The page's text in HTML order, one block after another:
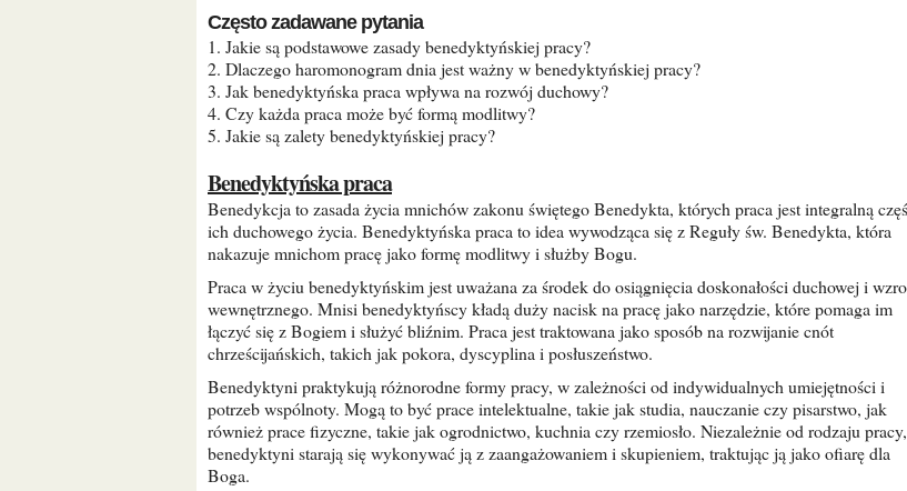
Często zadawane pytania
1. Jakie są podstawowe zasady benedyktyńskiej pracy?
2. Dlaczego haromonogram dnia jest ważny w benedyktyńskiej pracy?
3. Jak benedyktyńska praca wpływa na rozwój duchowy?
4. Czy każda praca może być formą modlitwy?
5. Jakie są zalety benedyktyńskiej pracy?
Benedyktyńska praca
Benedykcja to zasada życia mnichów zakonu świętego Benedykta, których praca jest integralną częścią
ich duchowego życia. Benedyktyńska praca to idea wywodząca się z Reguły św. Benedykta, która
nakazuje mnichom pracę jako formę modlitwy i służby Bogu.
Praca w życiu benedyktyńskim jest uważana za środek do osiągnięcia doskonałości duchowej i wzrostu
wewnętrznego. Mnisi benedyktyńscy kładą duży nacisk na pracę jako narzędzie, które pomaga im
łączyć się z Bogiem i służyć bliźnim. Praca jest traktowana jako sposób na rozwijanie cnót
chrześcijańskich, takich jak pokora, dyscyplina i posłuszeństwo.
Benedyktyni praktykują różnorodne formy pracy, w zależności od indywidualnych umiejętności i
potrzeb wspólnoty. Mogą to być prace intelektualne, takie jak studia, nauczanie czy pisarstwo, jak
również prace fizyczne, takie jak ogrodnictwo, kuchnia czy rzemiosło. Niezależnie od rodzaju pracy,
benedyktyni starają się wykonywać ją z zaangażowaniem i skupieniem, traktując ją jako ofiarę dla
Boga.